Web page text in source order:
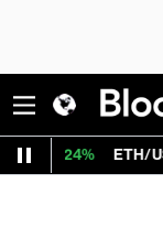
ETH/USD 1,874.305